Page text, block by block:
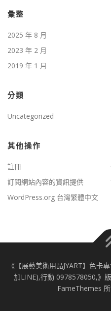
彙整
2025 年 8 月
2023 年 2 月
2019 年 1 月
分類
Uncategorized
其他操作
註冊
訂閱網站內容的資訊提供
WordPress.org 台灣繁體中文
《【展藝美術用品JYART】色卡
加LINE),行動 0978578050,》
FameThemes